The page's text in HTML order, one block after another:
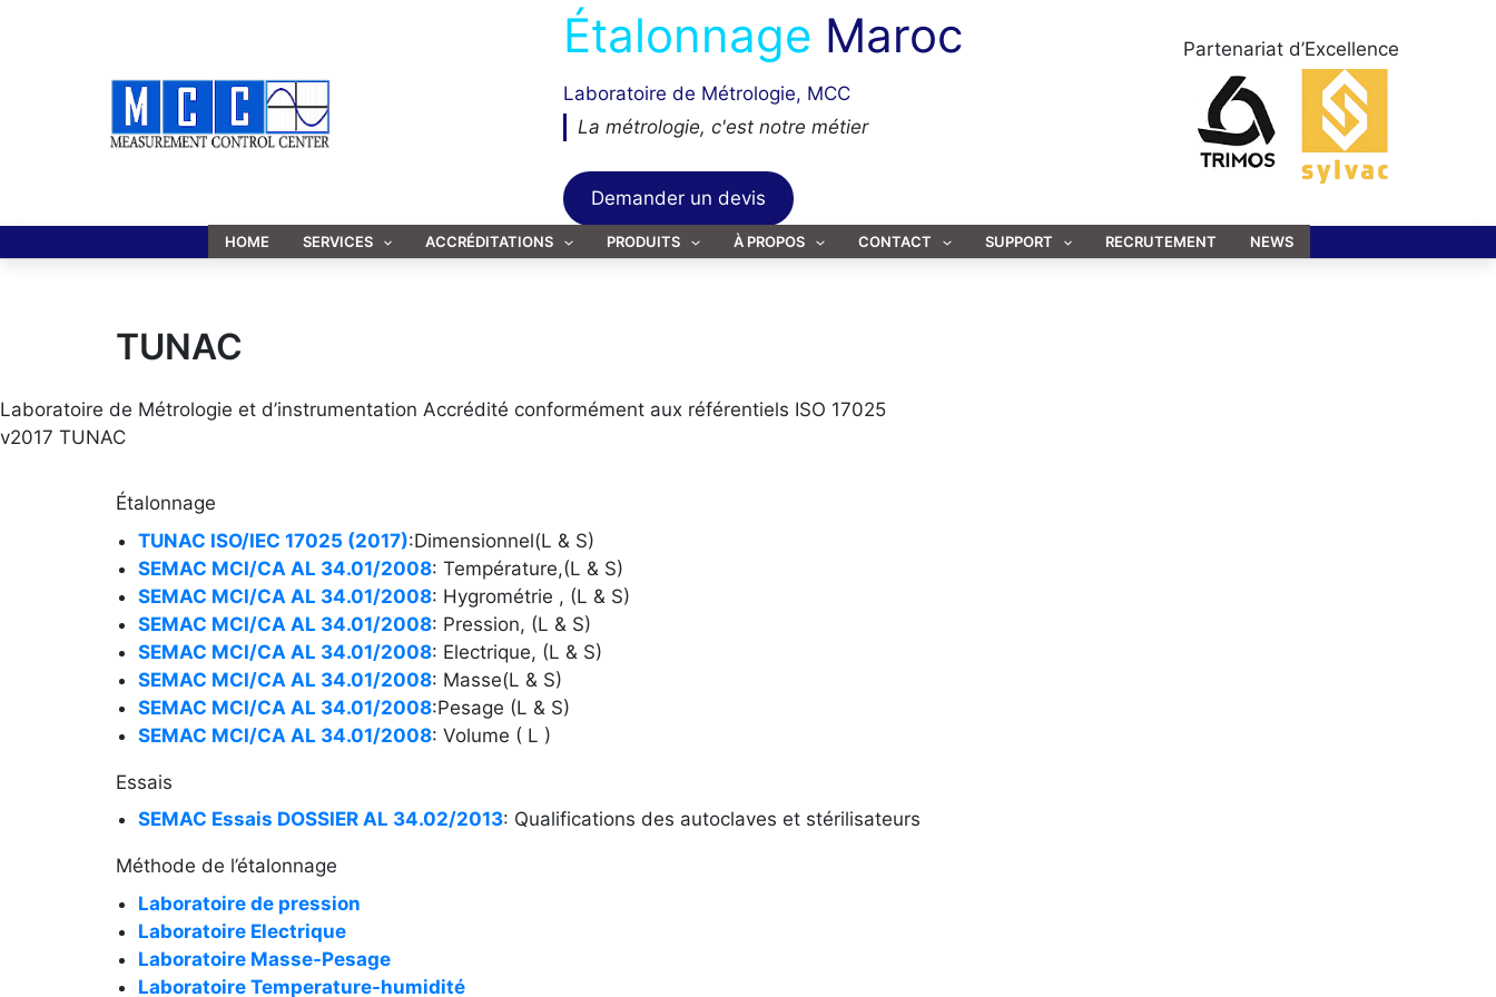
Étalonnage Maroc
Laboratoire de Métrologie, MCC
La métrologie, c'est notre métier
Demander un devis
Partenariat d’Excellence
HOME SERVICES ACCRÉDITATIONS PRODUITS À PROPOS CONTACT SUPPORT RECRUTEMENT NEWS
TUNAC
Laboratoire de Métrologie et d’instrumentation Accrédité conformément aux référentiels ISO 17025
v2017 TUNAC
Étalonnage
TUNAC ISO/IEC 17025 (2017):Dimensionnel(L & S)
SEMAC MCI/CA AL 34.01/2008: Température,(L & S)
SEMAC MCI/CA AL 34.01/2008: Hygrométrie , (L & S)
SEMAC MCI/CA AL 34.01/2008: Pression, (L & S)
SEMAC MCI/CA AL 34.01/2008: Electrique, (L & S)
SEMAC MCI/CA AL 34.01/2008: Masse(L & S)
SEMAC MCI/CA AL 34.01/2008:Pesage (L & S)
SEMAC MCI/CA AL 34.01/2008: Volume ( L )
Essais
SEMAC Essais DOSSIER AL 34.02/2013: Qualifications des autoclaves et stérilisateurs
Méthode de l’étalonnage
Laboratoire de pression
Laboratoire Electrique
Laboratoire Masse-Pesage
Laboratoire Temperature-humidité